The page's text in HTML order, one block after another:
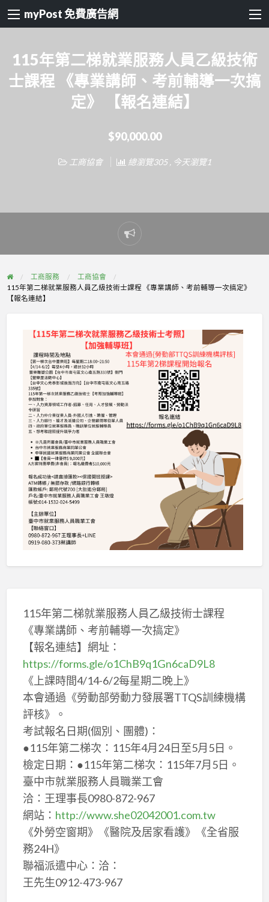
myPost 免費廣告網
115年第二梯就業服務人員乙級技術
士課程 《專業講師、考前輔導一次搞
定》 【報名連結】
$90,000.00
工商協會 總瀏覽305 , 今天瀏覽1
Report
problem
工商服務
工商協會
115年第二梯就業服務人員乙級技術士課程 《專業講師、考前輔導一次搞定》
【報名連結】
115年第二梯就業服務人員乙級技術士課程
《專業講師、考前輔導一次搞定》
【報名連結】網址：
https://forms.gle/o1ChB9q1Gn6caD9L8
《上課時間4/14-6/2每星期二晚上》
本會通過《勞動部勞動力發展署TTQS訓練機構
評核》。
考試報名日期(個別、團體)：
●115年第二梯次：115年4月24日至5月5日。
檢定日期：●115年第二梯次：115年7月5日。
臺中市就業服務人員職業工會
洽：王理事長0980-872-967
網站： http://www.she02042001.com.tw
《外勞空窗期》《醫院及居家看護》《全省服
務24H》
聯福派遣中心：洽：
王先生0912-473-967